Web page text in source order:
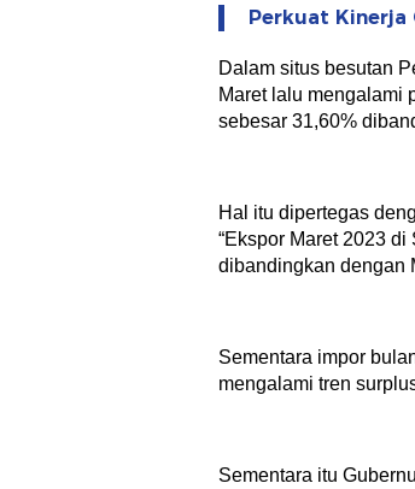
Perkuat Kinerja
Dalam situs besutan
Maret lalu mengalami
sebesar 31,60%
Hal itu dipertegas
“Ekspor Maret 2023
dibandingkan dengan
Sementara impor
mengalami tren
Sementara itu